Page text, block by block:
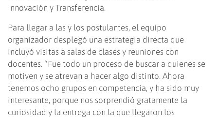
Innovación y Transferencia.
Para llegar a las y los postulantes, el equipo
organizador desplegó una estrategia directa que
incluyó visitas a salas de clases y reuniones con
docentes. “Fue todo un proceso de buscar a quienes se
motiven y se atrevan a hacer algo distinto. Ahora
tenemos ocho grupos en competencia, y ha sido muy
interesante, porque nos sorprendió gratamente la
curiosidad y la entrega con la que llegaron los